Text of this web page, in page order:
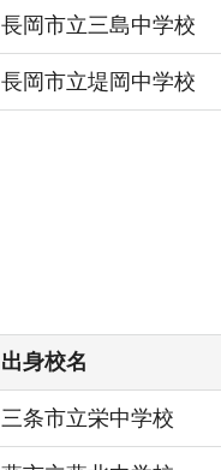
長岡市立三島中学校
長岡市立堤岡中学校
出身校名
三条市立栄中学校